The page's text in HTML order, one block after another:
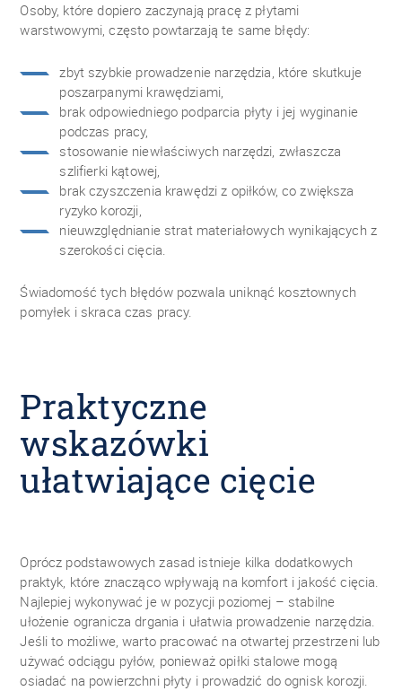
Osoby, które dopiero zaczynają pracę z płytami
warstwowymi, często powtarzają te same błędy:
zbyt szybkie prowadzenie narzędzia, które skutkuje
poszarpanymi krawędziami,
brak odpowiedniego podparcia płyty i jej wyginanie
podczas pracy,
stosowanie niewłaściwych narzędzi, zwłaszcza
szlifierki kątowej,
brak czyszczenia krawędzi z opiłków, co zwiększa
ryzyko korozji,
nieuwzględnianie strat materiałowych wynikających z
szerokości cięcia.
Świadomość tych błędów pozwala uniknąć kosztownych
pomyłek i skraca czas pracy.
Praktyczne
wskazówki
ułatwiające cięcie
Oprócz podstawowych zasad istnieje kilka dodatkowych
praktyk, które znacząco wpływają na komfort i jakość cięcia.
Najlepiej wykonywać je w pozycji poziomej – stabilne
ułożenie ogranicza drgania i ułatwia prowadzenie narzędzia.
Jeśli to możliwe, warto pracować na otwartej przestrzeni lub
używać odciągu pyłów, ponieważ opiłki stalowe mogą
osiadać na powierzchni płyty i prowadzić do ognisk korozji.